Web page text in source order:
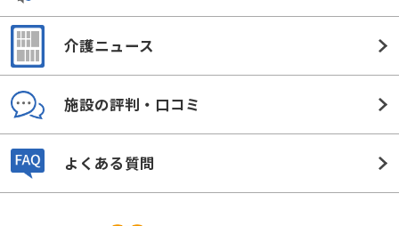
介護ニュース
施設の評判・口コミ
よくある質問